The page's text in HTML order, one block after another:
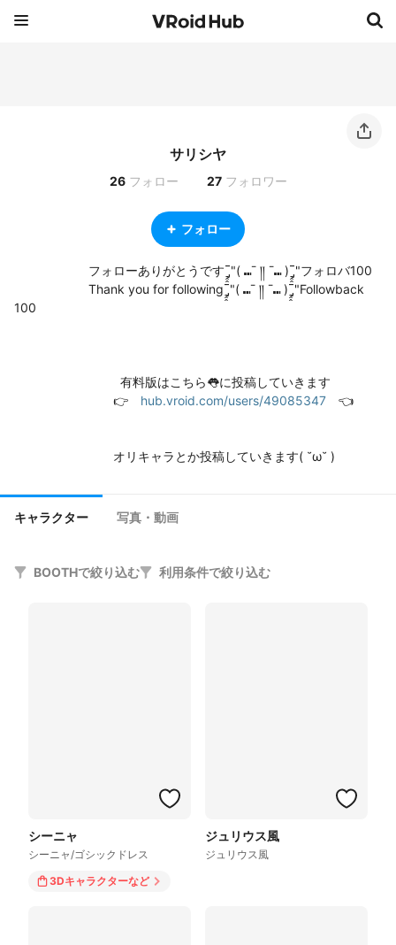
サリシヤ
26 フォロー 27 フォロワー
フォロー
フォローありがとうですˉ̡̠̭̭"( ⑉¯ །། ¯⑉ )ˉ̡̠̭̭"フォロバ100
Thank you for followingˉ̡̠̭̭"( ⑉¯ །། ¯⑉ )ˉ̡̠̭̭"Followback
100
有料版はこちら👅に投稿していきます
👉 hub.vroid.com/users/49085347 👈
オリキャラとか投稿していきます( ˘ω˘ )
キャラクター 写真・動画
BOOTHで絞り込む 利用条件で絞り込む
シーニャ
シーニャ/ゴシックドレス
3Dキャラクターなど
ジュリウス風
ジュリウス風